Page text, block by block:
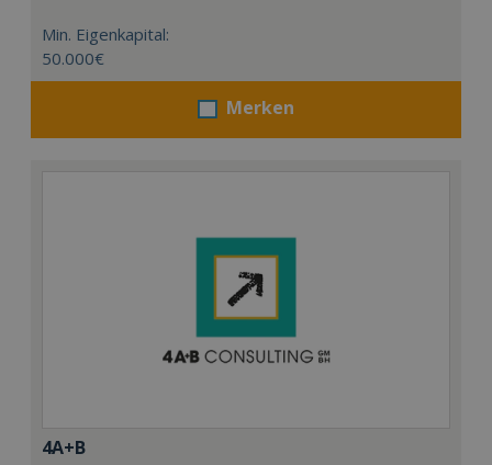
Min. Eigenkapital:
50.000€
Merken
4A+B